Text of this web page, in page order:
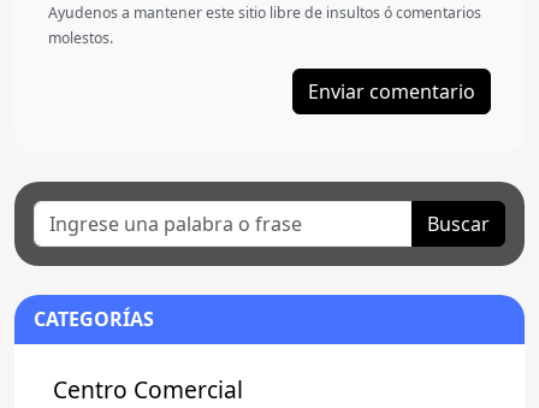
Ayudenos a mantener este sitio libre de insultos ó comentarios
molestos.
Buscar
CATEGORÍAS
Centro Comercial